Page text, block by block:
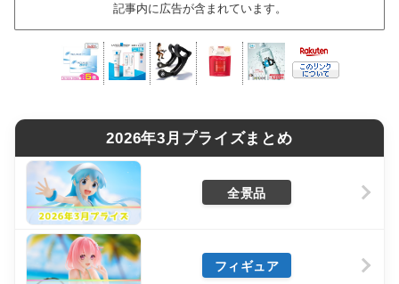
記事内に広告が含まれています。
2026年3月プライズまとめ
全景品
フィギュア